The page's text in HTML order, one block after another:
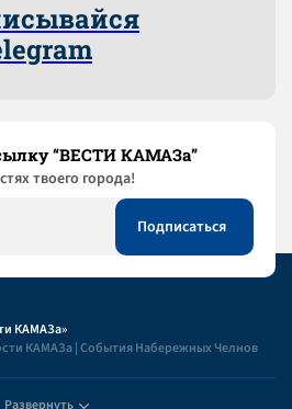
“ВЕСТИ КАМАЗа”
твоего города!
КАМАЗа»
КАМАЗа | События Набережных Челнов
Развернуть